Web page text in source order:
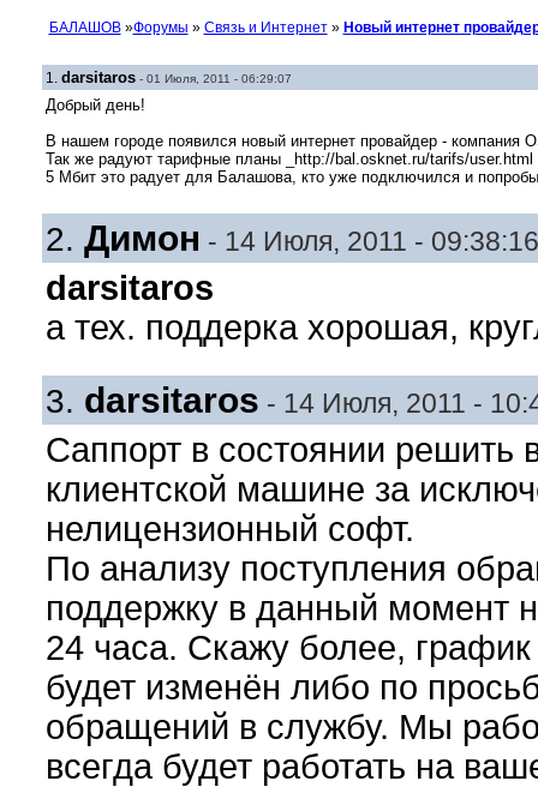
БАЛАШОВ»Форумы » Связь и Интернет» Новый интернет
1. darsitaros- 01 Июля, 2011 - 06:29:07
Добрый день!
В нашем городе появился новый интернет провайдер - компания
Так же радуют тарифные планы _http://bal.osknet.ru/tarifs/user.html
5 Мбит это радует для Балашова, кто уже подключился и
2. Димон - 14 Июля, 2011 - 09:38:16
darsitaros
а тех. поддерка хорошая,
3. darsitaros - 14 Июля, 2011 -
Саппорт в состоянии
клиентской машине за
нелицензионный софт.
По анализу поступления
поддержку в данный момент
24 часа. Скажу более,
будет изменён либо по
обращений в службу. Мы
всегда будет работать на